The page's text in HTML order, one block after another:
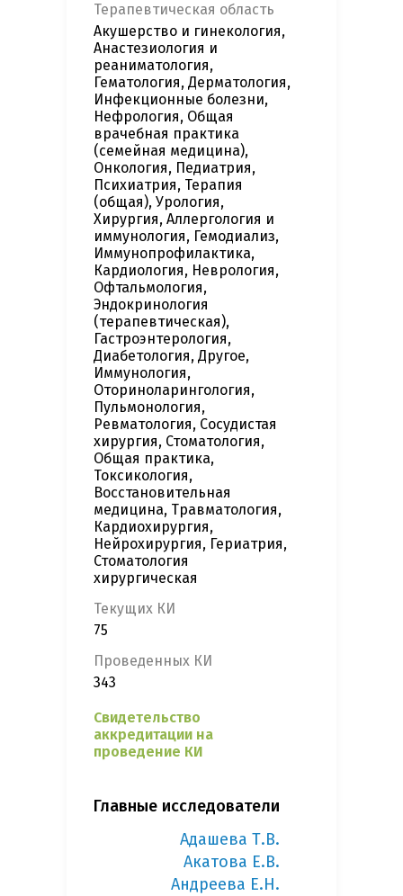
Терапевтическая область
Акушерство и гинекология,
Анастезиология и
реаниматология,
Гематология, Дерматология,
Инфекционные болезни,
Нефрология, Общая
врачебная практика
(семейная медицина),
Онкология, Педиатрия,
Психиатрия, Терапия
(общая), Урология,
Хирургия, Аллергология и
иммунология, Гемодиализ,
Иммунопрофилактика,
Кардиология, Неврология,
Офтальмология,
Эндокринология
(терапевтическая),
Гастроэнтерология,
Диабетология, Другое,
Иммунология,
Оториноларингология,
Пульмонология,
Ревматология, Сосудистая
хирургия, Стоматология,
Общая практика,
Токсикология,
Восстановительная
медицина, Травматология,
Кардиохирургия,
Нейрохирургия, Гериатрия,
Стоматология
хирургическая
Текущих КИ
75
Проведенных КИ
343
Свидетельство
аккредитации на
проведение КИ
Главные исследователи
Адашева Т.В.
Акатова Е.В.
Андреева Е.Н.